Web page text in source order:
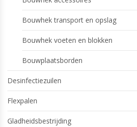
Bouwhek transport en opslag
Bouwhek voeten en blokken
Bouwplaatsborden
Desinfectiezuilen
Flexpalen
Gladheidsbestrijding